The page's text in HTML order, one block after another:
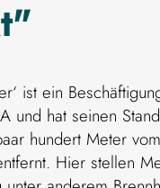
ist ein
und hat seinen
hundert Meter vom
Hier stellen